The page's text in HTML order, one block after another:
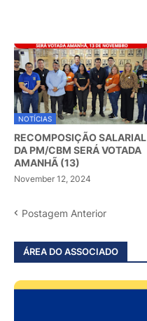
NOTÍCIAS
RECOMPOSIÇÃO SALARIAL
DA PM/CBM SERÁ VOTADA
AMANHÃ (13)
November 12, 2024
Postagem Anterior
ÁREA DO ASSOCIADO